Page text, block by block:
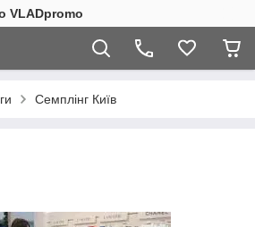
VLADpromo
Семплінг Київ